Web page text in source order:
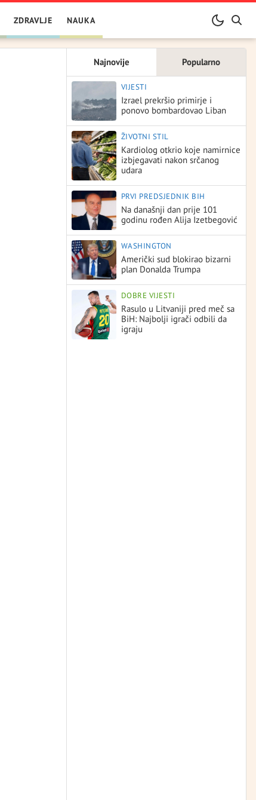
ZDRAVLJE NAUKA
Najnovije Popularno
VIJESTI
Izrael prekršio primirje i
ponovo bombardovao Liban
ŽIVOTNI STIL
Kardiolog otkrio koje namirnice
izbjegavati nakon srčanog
udara
PRVI PREDSJEDNIK BIH
Na današnji dan prije 101
godinu rođen Alija Izetbegović
WASHINGTON
Američki sud blokirao bizarni
plan Donalda Trumpa
DOBRE VIJESTI
Rasulo u Litvaniji pred meč sa
BiH: Najbolji igrači odbili da
igraju